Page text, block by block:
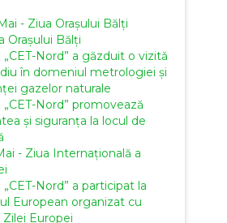
- Ziua Orașului Bălți
Orașului Bălți
„CET-Nord” a găzduit o vizită
în domeniul metrologiei și
gazelor naturale
„CET-Nord” promovează
și siguranța la locul de
- Ziua Internațională a
„CET-Nord” a participat la
European organizat cu
Zilei Europei